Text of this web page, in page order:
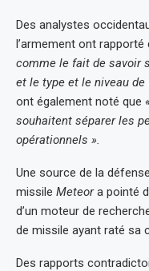
Des analystes
l’armement ont rapporté
comme le fait de savoir
et le type et le niveau
ont également noté que
souhaitent séparer les
opérationnels ».
Une source de la
missile Meteora pointé
d’un moteur de
de missile ayant raté sa
Des rapports